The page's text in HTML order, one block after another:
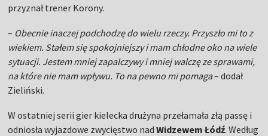
przyznał trener Korony.
– Obecnie inaczej podchodzę do wielu rzeczy. Przyszło mi to z
wiekiem. Stałem się spokojniejszy i mam chłodne oko na wiele
sytuacji. Jestem mniej zapalczywy i mniej walczę ze sprawami,
na które nie mam wpływu. To na pewno mi pomaga– dodał
Zieliński.
W ostatniej serii gier kielecka drużyna przełamała złą passę i
odniosła wyjazdowe zwycięstwo nadWidzewem Łódź. Według